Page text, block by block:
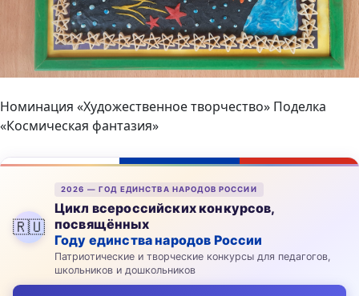
Номинация «Художественное творчество» Поделка
«Космическая фантазия»
🇷🇺
2026 — ГОД ЕДИНСТВА НАРОДОВ РОССИИ
Цикл всероссийских конкурсов,
посвящённых
Году единства народов России
Патриотические и творческие конкурсы для педагогов,
школьников и дошкольников